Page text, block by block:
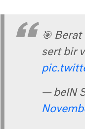
🎯 Berat
sert bir
— beIN